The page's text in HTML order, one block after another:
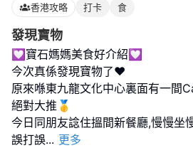
香港攻略 打卡 食
發現寶物
💟寶石媽媽美食好介紹💟
今次真係發現寶物了❤️
原來喺東九龍文化中心裏面有一間
絕對大推🥇
今日同朋友諗住搵間新餐廳,慢慢坐
誤打誤... 更多